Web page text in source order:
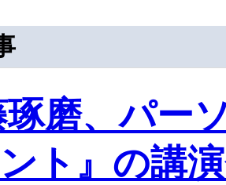
磨、パー
ト』の講